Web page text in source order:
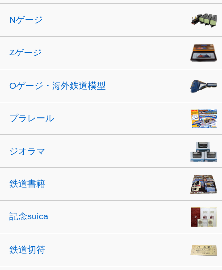
Nゲージ
Zゲージ
Oゲージ・海外鉄道模型
プラレール
ジオラマ
鉄道書籍
記念suica
鉄道切符